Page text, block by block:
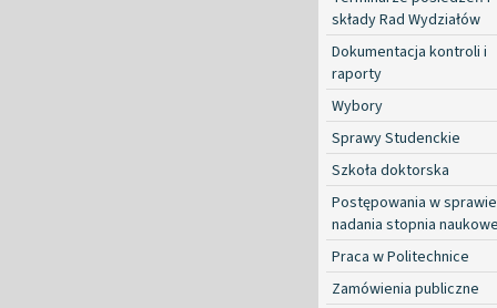
składy Rad Wydziałów
Dokumentacja kontroli i
raporty
Wybory
Sprawy Studenckie
Szkoła doktorska
Postępowania w sprawie
nadania stopnia
Praca w Politechnice
Zamówienia publiczne